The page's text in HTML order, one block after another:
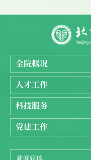
全院概况
人才工作
科技服务
党建工作
新闻媒体